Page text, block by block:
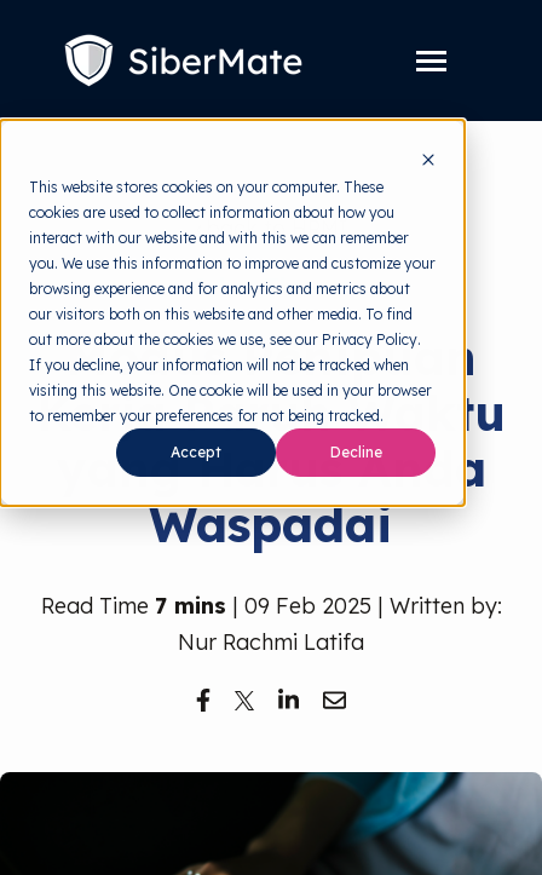
This website stores cookies on your computer. These
cookies are used to collect information about how you
interact with our website and with this we can remember
you. We use this information to improve and customize your
browsing experience and for analytics and metrics about
our visitors both on this website and other media. To find
out more about the cookies we use, see our Privacy Policy.
If you decline, your information will not be tracked when
visiting this website. One cookie will be used in your browser
to remember your preferences for not being tracked.
Accept Decline
Toggle
children
for
Layanan
Harga
Resources Toggle
children
for
Resources
Tools Gratis Toggle
children
for
Tools
Gratis
Tentang
Coba Gratis
back to HRMI
Cyber Threats
Modus Penipuan
Kerja Paruh Waktu
yang Harus Anda
Waspadai
Read Time 7 mins | 09 Feb 2025 | Written by:
Nur Rachmi Latifa